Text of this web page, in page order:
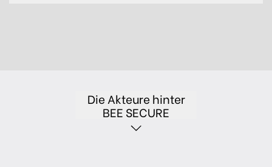
Die Akteure hinter
BEE SECURE